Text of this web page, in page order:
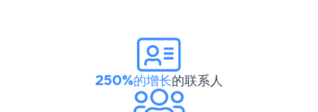
250%的增长的联系人